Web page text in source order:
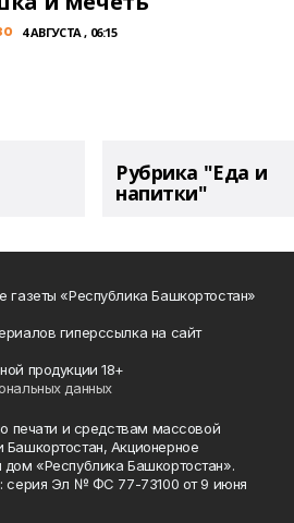
4 АВГУСТА , 06:15
Рубрика "Еда и
напитки"
«Республика Башкортостан»
гиперссылка на сайт
продукции 18+
данных
печати и средствам массовой
Акционерное
«Республика Башкортостан».
серия Эл № ФС 77-73100 от 9 июня